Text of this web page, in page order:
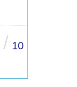
/ 10